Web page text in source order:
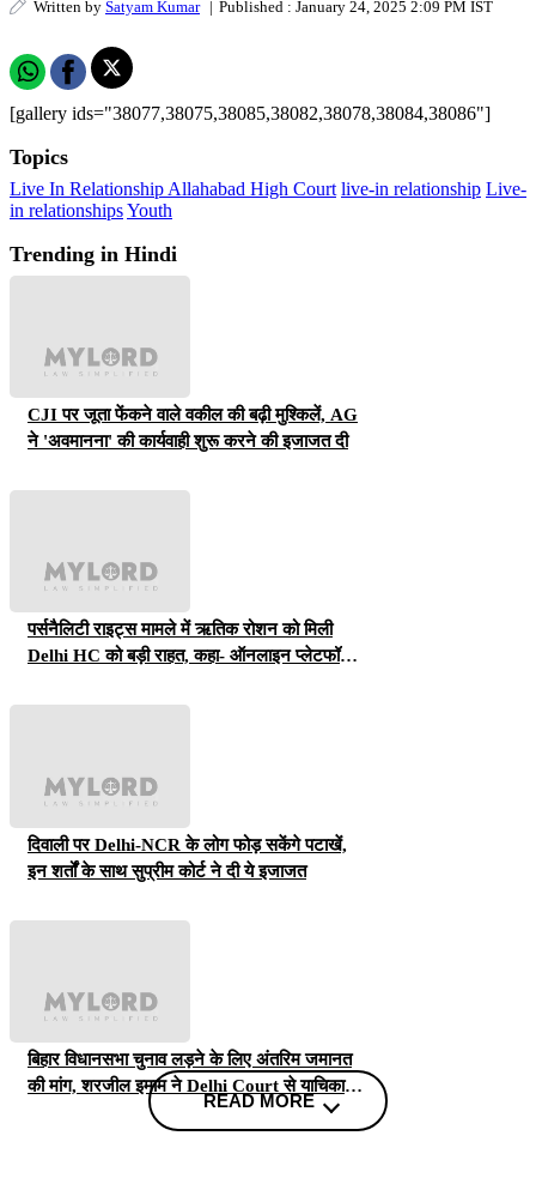
Written by Satyam Kumar | Published : January 24, 2025 2:09 PM IST
[gallery ids="38077,38075,38085,38082,38078,38084,38086"]
Topics
Live In Relationship Allahabad High Court live-in relationship Live-
in relationshipsYouth
Trending in Hindi
CJI पर जूता फेंकने वाले वकील की बढ़ी मुश्किलें, AG
ने 'अवमानना' की कार्यवाही शुरू करने की इजाजत दी
पर्सनैलिटी राइट्स मामले में ऋतिक रोशन को मिली
Delhi HC को बड़ी राहत, कहा- ऑनलाइन प्लेटफॉर्म्स
दिवाली पर Delhi-NCR के लोग फोड़ सकेंगे पटाखें,
इन शर्तों के साथ सुप्रीम कोर्ट ने दी ये इजाजत
बिहार विधानसभा चुनाव लड़ने के लिए अंतरिम जमानत
की मांग, शरजील इमाम ने Delhi Court से याचिका
वापस ली, अब सुप्रीम कोर्ट जाएंगे
READ MORE